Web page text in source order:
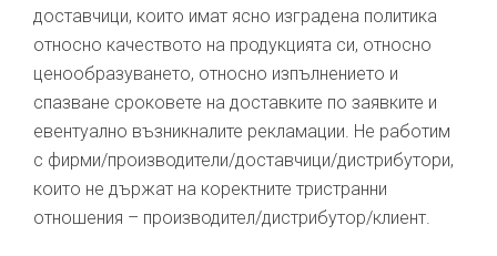
доставчици, които имат ясно изградена политика
относно качеството на продукцията си, относно
ценообразуването, относно изпълнението и
спазване сроковете на доставките по заявките и
евентуално възникналите рекламации. Не работим
с фирми/производители/доставчици/дистрибутори,
които не държат на коректните тристранни
отношения – производител/дистрибутор/клиент.